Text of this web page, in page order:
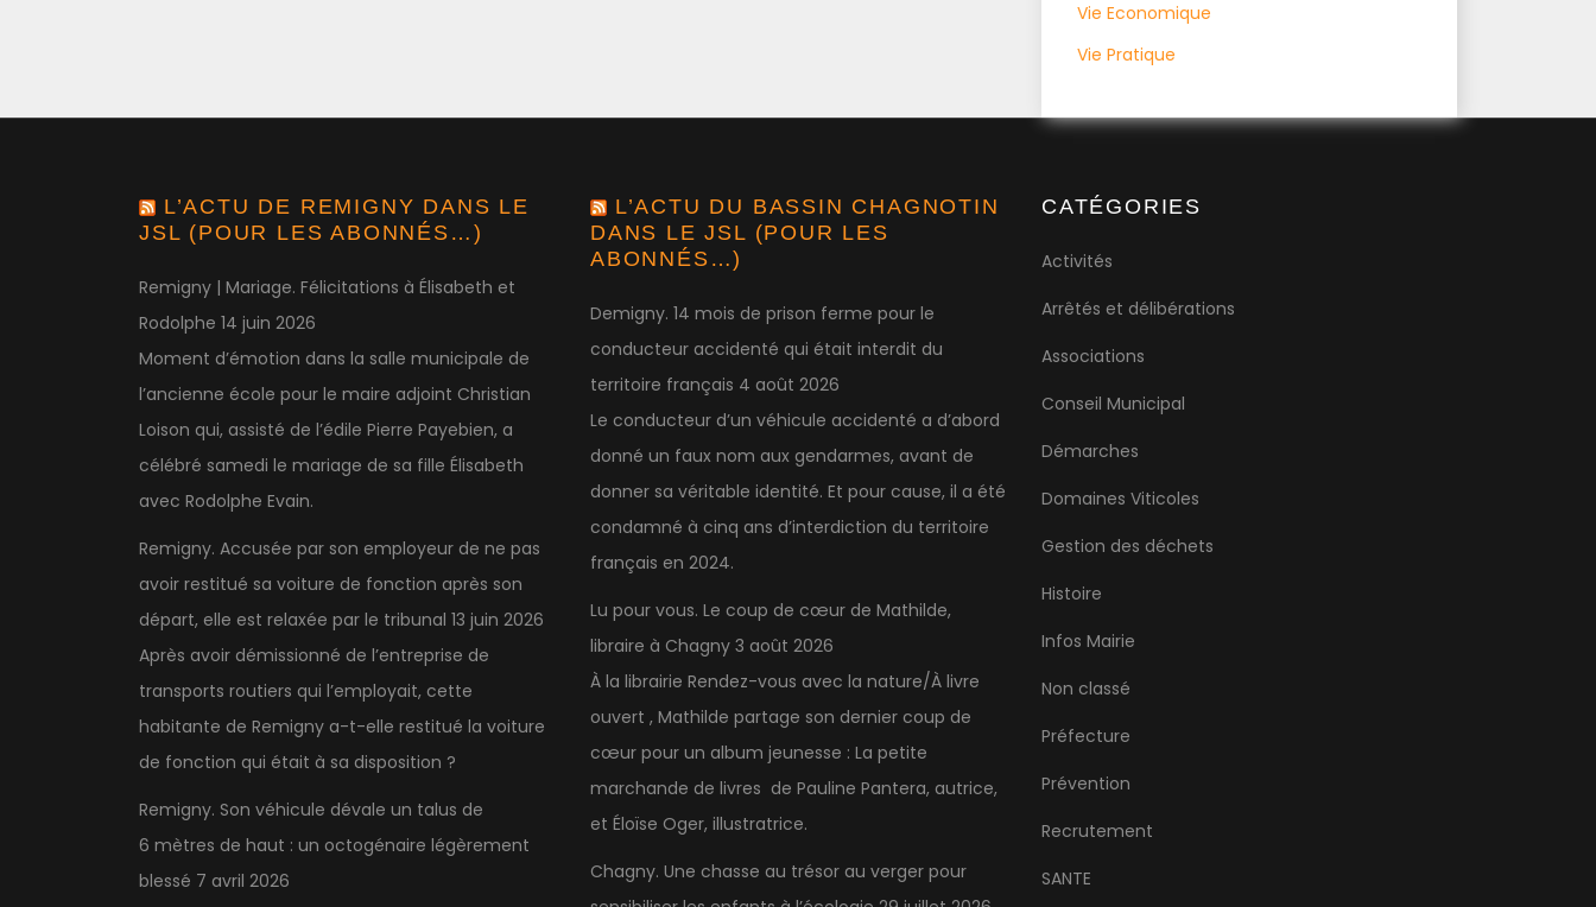
Vie Economique
Vie Pratique
L’ACTU DE REMIGNY DANS LE
JSL (POUR LES ABONNÉS…)
Remigny | Mariage. Félicitations à Élisabeth et
Rodolphe 14 juin 2026
Moment d’émotion dans la salle municipale de
l’ancienne école pour le maire adjoint Christian
Loison qui, assisté de l’édile Pierre Payebien, a
célébré samedi le mariage de sa fille Élisabeth
avec Rodolphe Evain.
Remigny. Accusée par son employeur de ne pas
avoir restitué sa voiture de fonction après son
départ, elle est relaxée par le tribunal 13 juin 2026
Après avoir démissionné de l’entreprise de
transports routiers qui l’employait, cette
habitante de Remigny a-t-elle restitué la voiture
de fonction qui était à sa disposition ?
Remigny. Son véhicule dévale un talus de
6 mètres de haut : un octogénaire légèrement
blessé 7 avril 2026
L’ACTU DU BASSIN CHAGNOTIN
DANS LE JSL (POUR LES
ABONNÉS…)
Demigny. 14 mois de prison ferme pour le
conducteur accidenté qui était interdit du
territoire français 4 août 2026
Le conducteur d’un véhicule accidenté a d’abord
donné un faux nom aux gendarmes, avant de
donner sa véritable identité. Et pour cause, il a été
condamné à cinq ans d’interdiction du territoire
français en 2024.
Lu pour vous. Le coup de cœur de Mathilde,
libraire à Chagny 3 août 2026
À la librairie Rendez-vous avec la nature/À livre
ouvert , Mathilde partage son dernier coup de
cœur pour un album jeunesse : La petite
marchande de livres de Pauline Pantera, autrice,
et Éloïse Oger, illustratrice.
Chagny. Une chasse au trésor au verger pour
CATÉGORIES
Activités
Arrêtés et délibérations
Associations
Conseil Municipal
Démarches
Domaines Viticoles
Gestion des déchets
Histoire
Infos Mairie
Non classé
Préfecture
Prévention
Recrutement
SANTE